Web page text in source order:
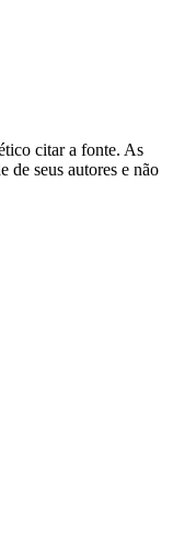
citar a fonte. As
de seus autores e não